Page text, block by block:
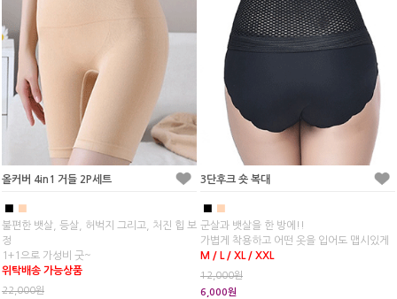
올커버 4in1 거들 2P세트
■
불편한 뱃살, 등살, 허벅지 그리고, 처진 힙 보
정
1+1으로 가성비 굿~
위탁배송 가능상품
22,000원
3단후크 숏 복대
■
군살과 뱃살을 한 방에!!
가볍게 착용하고 어떤 옷을 입어도 맵시있게
M / L / XL / XXL
12,000원
6,000원